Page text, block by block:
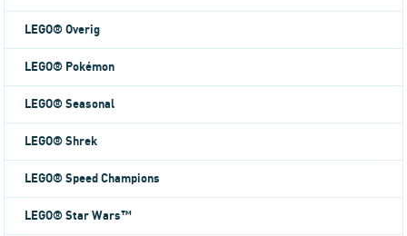
LEGO® Overig
LEGO® Pokémon
LEGO® Seasonal
LEGO® Shrek
LEGO® Speed Champions
LEGO® Star Wars™